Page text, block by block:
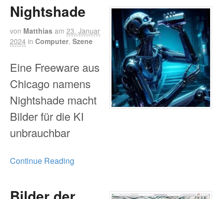
Nightshade
von Matthias am 23. Januar
2024 in Computer, Szene
Eine Freeware aus
Chicago namens
Nightshade macht
Bilder für die KI
unbrauchbar
Continue Reading